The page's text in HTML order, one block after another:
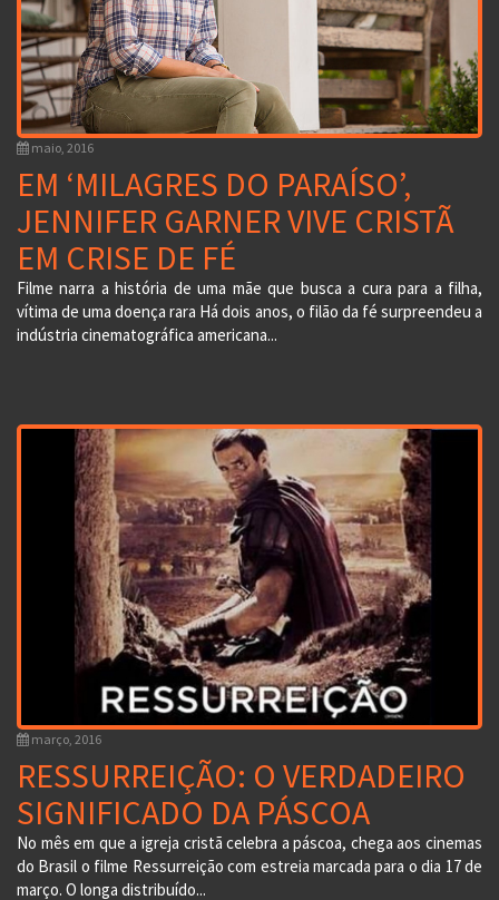
maio, 2016
EM ‘MILAGRES DO PARAÍSO’,
JENNIFER GARNER VIVE CRISTÃ
EM CRISE DE FÉ
Filme narra a história de uma mãe que busca a cura para a filha,
vítima de uma doença rara Há dois anos, o filão da fé surpreendeu a
indústria cinematográfica americana...
março, 2016
RESSURREIÇÃO: O VERDADEIRO
SIGNIFICADO DA PÁSCOA
No mês em que a igreja cristã celebra a páscoa, chega aos cinemas
do Brasil o filme Ressurreição com estreia marcada para o dia 17 de
março. O longa distribuído...